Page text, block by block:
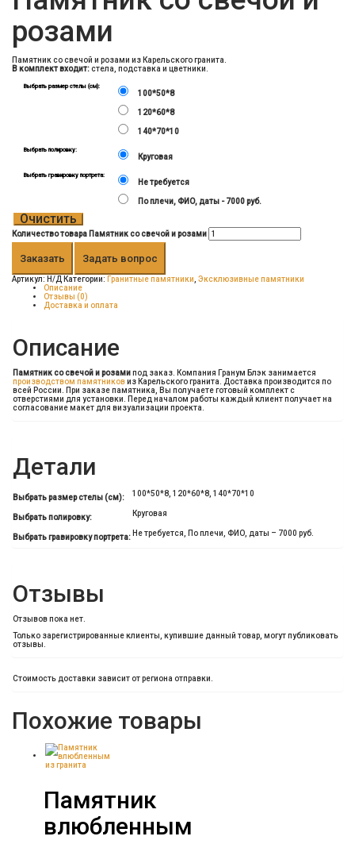
розами
Памятник со свечой и розами из Карельского гранита.
В комплект входит:стела, подставка и цветники.
Выбрать размер стелы (см):
100*50*8
120*60*8
140*70*10
Выбрать полировку:
Круговая
Выбрать гравировку портрета:
Не требуется
По плечи, ФИО, даты - 7000 руб.
Очистить
Количество товара Памятник со свечой и розами
Заказать Задать вопрос
Артикул: Н/Д Категории: Гранитные памятники Эксклюзивные памятники
Описание
Отзывы (0)
Доставка и оплата
Описание
Памятник со свечой и розамипод заказ. Компания Гранум Блэк занимается
производством памятниковиз Карельского гранита. Доставка производится по
всей России. При заказе памятника, Вы получаете готовый комплект с
отверстиями для установки. Перед началом работы каждый клиент получает на
согласование макет для визуализации проекта.
Детали
Выбрать размер стелы (см): 100*50*8, 120*60*8, 140*70*10
Выбрать полировку: Круговая
Выбрать гравировку портрета: Не требуется, По плечи, ФИО, даты – 7000 руб.
Отзывы
Отзывов пока нет.
Только зарегистрированные клиенты, купившие данный товар, могут публиковать
отзывы.
Стоимость доставки зависит от региона отправки.
Похожие товары
Памятник
влюбленным